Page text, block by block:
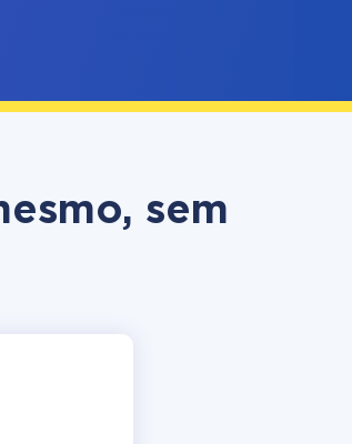
sem